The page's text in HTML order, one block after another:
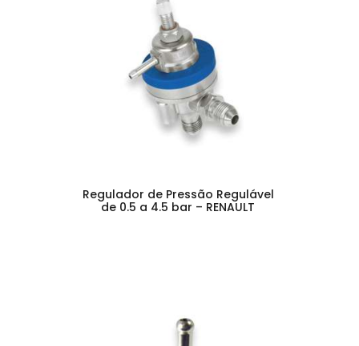
Regulador de Pressão Regulável
de 0.5 a 4.5 bar – RENAULT